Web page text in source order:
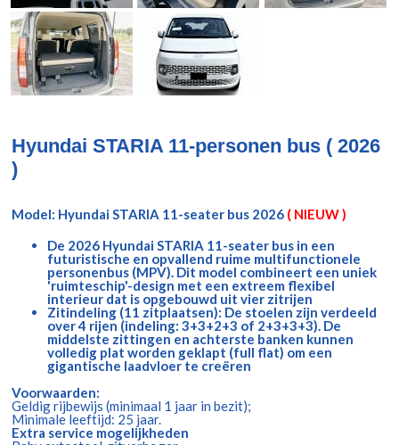
Hyundai STARIA 11-personen bus ( 2026
)
Model: Hyundai STARIA 11-seater bus 2026 ( NIEUW )
De 2026 Hyundai STARIA 11-seater bus in een
futuristische en opvallend ruime multifunctionele
personenbus (MPV). Dit model combineert een uniek
'ruimteschip'-design met een extreem flexibel
interieur dat is opgebouwd uit vier zitrijen
Zitindeling (11 zitplaatsen): De stoelen zijn verdeeld
over 4 rijen (indeling: 3+3+2+3 of 2+3+3+3). De
middelste zittingen en achterste banken kunnen
volledig plat worden geklapt (full flat) om een
gigantische laadvloer te creëren
Voorwaarden:
Geldig rijbewijs (minimaal 1 jaar in bezit);
Minimale leeftijd: 25 jaar.
Extra service mogelijkheden